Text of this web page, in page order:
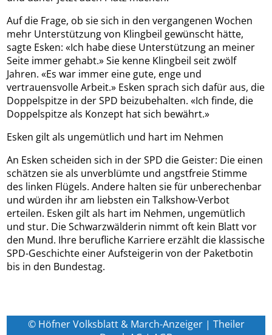
Auf die Frage, ob sie sich in den vergangenen Wochen
mehr Unterstützung von Klingbeil gewünscht hätte,
sagte Esken: «Ich habe diese Unterstützung an meiner
Seite immer gehabt.» Sie kenne Klingbeil seit zwölf
Jahren. «Es war immer eine gute, enge und
vertrauensvolle Arbeit.» Esken sprach sich dafür aus, die
Doppelspitze in der SPD beizubehalten. «Ich finde, die
Doppelspitze als Konzept hat sich bewährt.»
Esken gilt als ungemütlich und hart im Nehmen
An Esken scheiden sich in der SPD die Geister: Die einen
schätzen sie als unverblümte und angstfreie Stimme
des linken Flügels. Andere halten sie für unberechenbar
und würden ihr am liebsten ein Talkshow-Verbot
erteilen. Esken gilt als hart im Nehmen, ungemütlich
und stur. Die Schwarzwälderin nimmt oft kein Blatt vor
den Mund. Ihre berufliche Karriere erzählt die klassische
SPD-Geschichte einer Aufsteigerin von der Paketbotin
bis in den Bundestag.
© Höfner Volksblatt & March-Anzeiger | Theiler